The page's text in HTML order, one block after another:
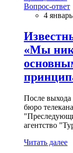
Вопрос-ответ
4
«Мы
После выхода
бюро
агентство
Читать далее